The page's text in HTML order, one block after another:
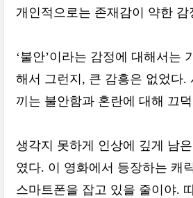
개인적으로는 존재감이 약한 감
‘불안’이라는 감정에 대해서는
해서 그런지, 큰 감흥은 없었다.
끼는 불안함과 혼란에 대해 끄
생각지 못하게 인상에 깊게 남
였다. 이 영화에서 등장하는 캐
스마트폰을 잡고 있을 줄이야.